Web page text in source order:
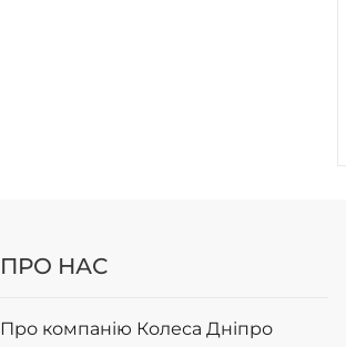
ПРО НАС
Про компанію Колеса Дніпро